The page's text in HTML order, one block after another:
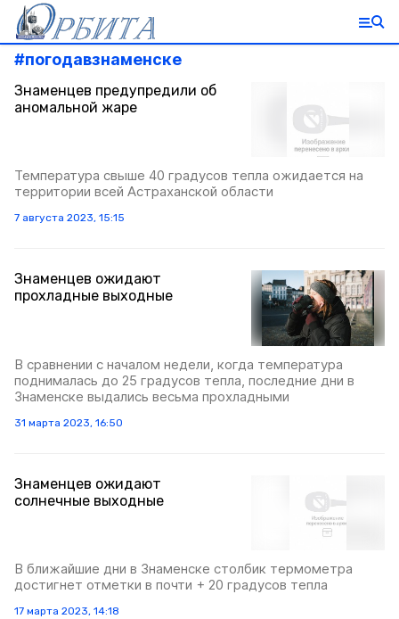
#погодавзнаменске
Знаменцев предупредили об
аномальной жаре
Температура свыше 40 градусов тепла ожидается на
территории всей Астраханской области
7 августа 2023, 15:15
Знаменцев ожидают
прохладные выходные
В сравнении с началом недели, когда температура
поднималась до 25 градусов тепла, последние дни в
Знаменске выдались весьма прохладными
31 марта 2023, 16:50
Знаменцев ожидают
солнечные выходные
В ближайшие дни в Знаменске столбик термометра
достигнет отметки в почти + 20 градусов тепла
17 марта 2023, 14:18